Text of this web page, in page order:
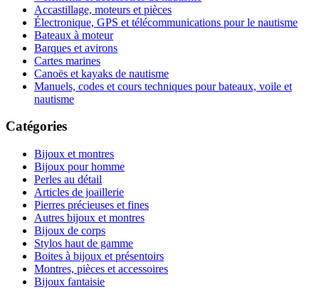
Accastillage, moteurs et pièces
Électronique, GPS et télécommunications pour le nautisme
Bateaux à moteur
Barques et avirons
Cartes marines
Canoës et kayaks de nautisme
Manuels, codes et cours techniques pour bateaux, voile et
nautisme
Catégories
Bijoux et montres
Bijoux pour homme
Perles au détail
Articles de joaillerie
Pierres précieuses et fines
Autres bijoux et montres
Bijoux de corps
Stylos haut de gamme
Boites à bijoux et présentoirs
Montres, pièces et accessoires
Bijoux fantaisie